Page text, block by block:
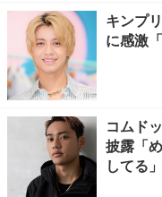
キンプ
に感激
コムド
披露「
してる